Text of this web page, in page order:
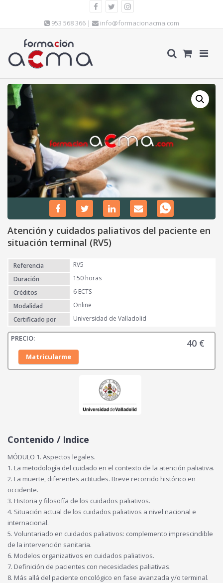
953 568 366 | info@formacionacma.com
Atención y cuidados paliativos del paciente en
situación terminal (RV5)
Referencia
RV5
Duración
150 horas
Créditos
6 ECTS
Modalidad
Online
Certificado por
Universidad de Valladolid
40 €
Matricularme
Contenido / Indice
MÓDULO 1. Aspectos legales.
1. La metodología del cuidado en el contexto de la atención paliativa.
2. La muerte, diferentes actitudes. Breve recorrido histórico en
occidente.
3. Historia y filosofía de los cuidados paliativos.
4. Situación actual de los cuidados paliativos a nivel nacional e
internacional.
5. Voluntariado en cuidados paliativos: complemento imprescindible
de la intervención sanitaria.
6. Modelos organizativos en cuidados paliativos.
7. Definición de pacientes con necesidades paliativas.
8. Más allá del paciente oncológico en fase avanzada y/o terminal.